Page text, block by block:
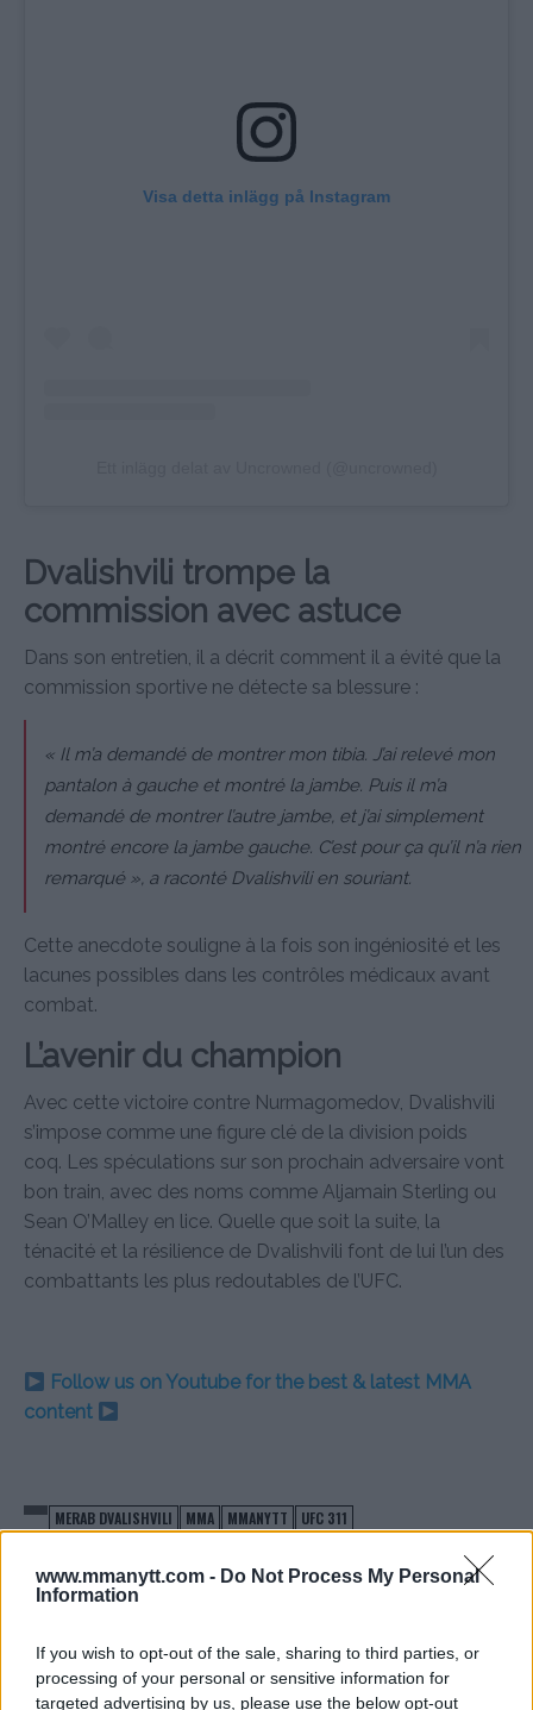
www.mmanytt.com - Do Not Process My Personal
Information
If you wish to opt-out of the sale, sharing to third parties, or
processing of your personal or sensitive information for
targeted advertising by us, please use the below opt-out
Visa detta inlägg på Instagram
Dvalishvili trompe la
commission avec astuce
Dans son entretien, il a décrit comment il a évité que la
commission sportive ne détecte sa blessure :
« Il m’a demandé de montrer mon tibia. J’ai relevé mon
pantalon à gauche et montré la jambe. Puis il m’a
demandé de montrer l’autre jambe, et j’ai simplement
montré encore la jambe gauche. C’est pour ça qu’il n’a rien
remarqué », a raconté Dvalishvili en souriant.
Cette anecdote souligne à la fois son ingéniosité et les
lacunes possibles dans les contrôles médicaux avant
combat.
L’avenir du champion
Avec cette victoire contre Nurmagomedov, Dvalishvili
s’impose comme une figure clé de la division poids
coq. Les spéculations sur son prochain adversaire vont
bon train, avec des noms comme Aljamain Sterling ou
Sean O’Malley en lice. Quelle que soit la suite, la
ténacité et la résilience de Dvalishvili font de lui l’un des
combattants les plus redoutables de l’UFC.
Follow us on Youtube for the best & latest MMA
content
MERAB DVALISHVILI MMA MMANYTT UFC 311